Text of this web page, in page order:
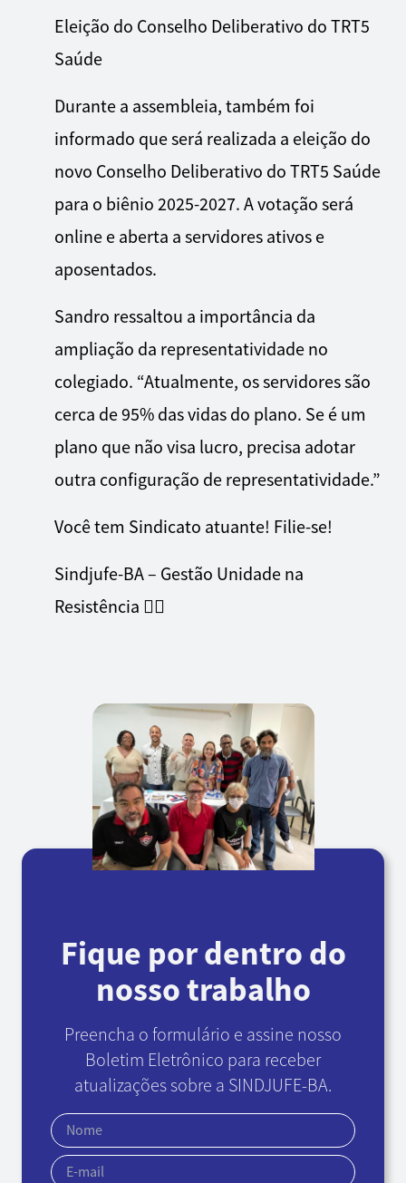
Eleição do Conselho Deliberativo do TRT5
Saúde
Durante a assembleia, também foi
informado que será realizada a eleição do
novo Conselho Deliberativo do TRT5 Saúde
para o biênio 2025-2027. A votação será
online e aberta a servidores ativos e
aposentados.
Sandro ressaltou a importância da
ampliação da representatividade no
colegiado. “Atualmente, os servidores são
cerca de 95% das vidas do plano. Se é um
plano que não visa lucro, precisa adotar
outra configuração de representatividade.”
Você tem Sindicato atuante! Filie-se!
Sindjufe-BA – Gestão Unidade na
Resistência ✊🏾
Fique por dentro do
nosso trabalho
Preencha o formulário e assine nosso
Boletim Eletrônico para receber
atualizações sobre a SINDJUFE-BA.